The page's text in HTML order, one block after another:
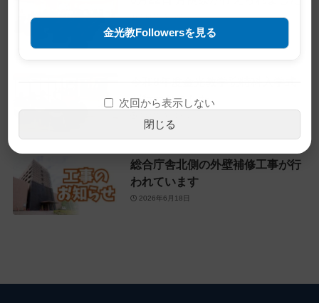
2026年6月22日
が行われました
総合庁舎北側の外壁補修工事が行
われています
2026年6月18日
金光教Followersを見る
次回から表示しない
閉じる